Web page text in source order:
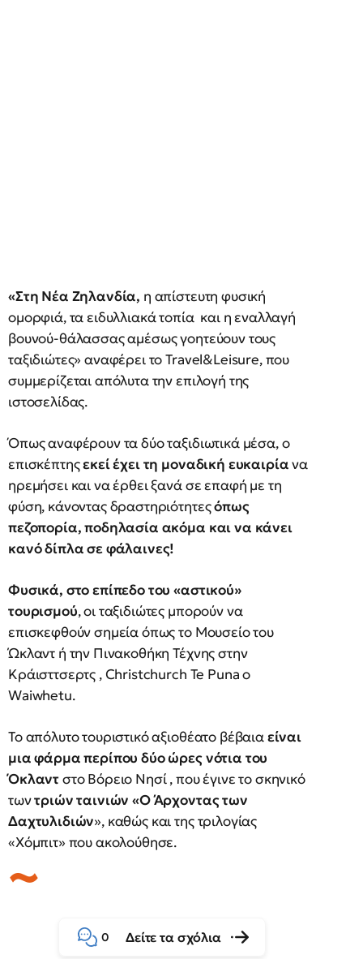
«Στη Νέα Ζηλανδία, η απίστευτη φυσική
ομορφιά, τα ειδυλλιακά τοπία και η εναλλαγή
βουνού-θάλασσας αμέσως γοητεύουν τους
ταξιδιώτες» αναφέρει το Travel&Leisure, που
συμμερίζεται απόλυτα την επιλογή της
ιστοσελίδας.
Όπως αναφέρουν τα δύο ταξιδιωτικά μέσα, ο
επισκέπτηςεκεί έχει τη μοναδική ευκαιρίανα
ηρεμήσει και να έρθει ξανά σε επαφή με τη
φύση, κάνοντας δραστηριότητεςόπως
πεζοπορία, ποδηλασία ακόμα και να κάνει
κανό δίπλα σε φάλαινες!
Φυσικά, στο επίπεδο του «αστικού»
τουρισμού, οι ταξιδιώτες μπορούν να
επισκεφθούν σημεία όπως το Μουσείο του
Ώκλαντ ή την Πινακοθήκη Τέχνης στην
Κράισττσερτς , Christchurch Te Puna o
Waiwhetu.
Το απόλυτο τουριστικό αξιοθέατο βέβαιαείναι
μια φάρμα περίπου δύο ώρες νότια του
Όκλαντστο Βόρειο Νησί , που έγινε το σκηνικό
τωντριών ταινιών «Ο Άρχοντας των
Δαχτυλιδιών», καθώς και της τριλογίας
«Χόμπιτ» που ακολούθησε.
0 Δείτε τα σχόλια